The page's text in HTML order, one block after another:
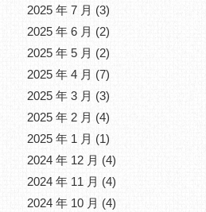
2025 年 7 月 (3)
2025 年 6 月 (2)
2025 年 5 月 (2)
2025 年 4 月 (7)
2025 年 3 月 (3)
2025 年 2 月 (4)
2025 年 1 月 (1)
2024 年 12 月 (4)
2024 年 11 月 (4)
2024 年 10 月 (4)